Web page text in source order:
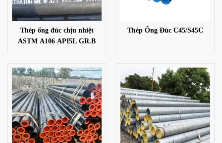
Thép ống đúc chịu nhiệt
ASTM A106 API5L GR.B
Thép Ống Đúc C45/S45C